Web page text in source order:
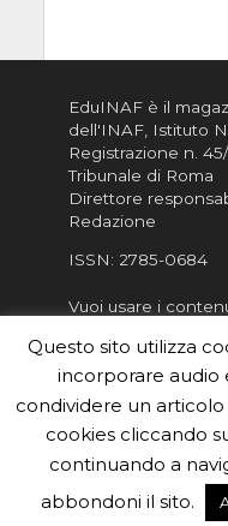
EduINAF è il
dell'INAF, Istituto
Registrazione n.
Tribunale di Roma
Direttore
Redazione
ISSN: 2785-0684
Vuoi usare i
Informativa sulla
Informatva sui
Per la rubrica de
inviarci le tue foto
redazione.edu
il form
Questo sito utilizza
incorporare audio
condividere un
cookies cliccando
continuando a
abbondoni il sito.